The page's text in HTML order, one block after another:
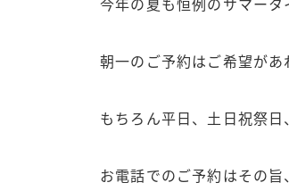
今年の夏も恒例のサマータ
朝一のご予約はご希望があ
もちろん平日、土日祝祭日
お電話でのご予約はその旨